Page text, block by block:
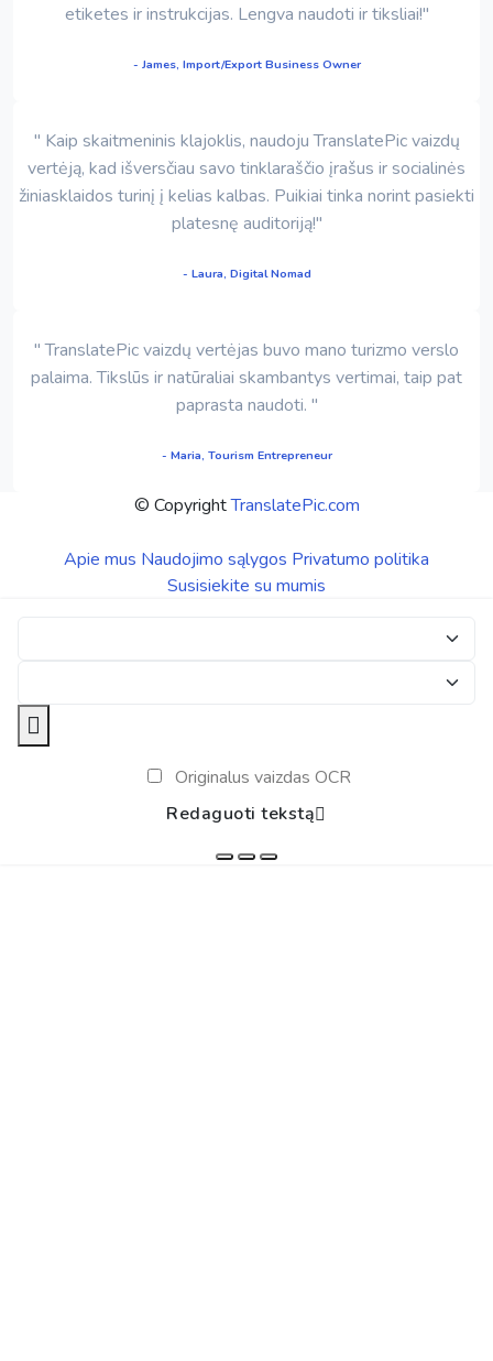
etiketes ir instrukcijas. Lengva naudoti ir tiksliai!"
- James, Import/Export Business Owner
" Kaip skaitmeninis klajoklis, naudoju TranslatePic vaizdų
vertėją, kad išversčiau savo tinklaraščio įrašus ir socialinės
žiniasklaidos turinį į kelias kalbas. Puikiai tinka norint pasiekti
platesnę auditoriją!"
- Laura, Digital Nomad
" TranslatePic vaizdų vertėjas buvo mano turizmo verslo
palaima. Tikslūs ir natūraliai skambantys vertimai, taip pat
paprasta naudoti. "
- Maria, Tourism Entrepreneur
© CopyrightTranslatePic.com
Apie mus Naudojimo sąlygos Privatumo politika
Susisiekite su mumis
Originalus vaizdas OCR
Redaguoti tekstą